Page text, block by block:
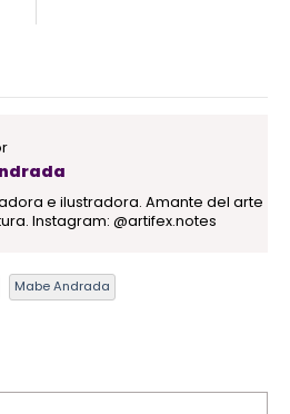
e ilustradora. Amante del arte
Instagram: @artifex.notes
Mabe Andrada